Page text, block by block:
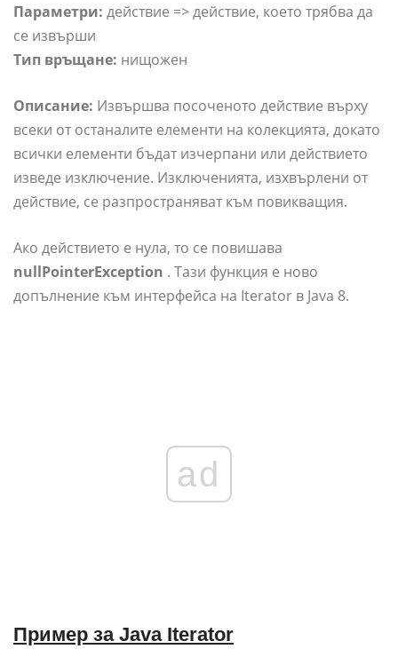
Параметри: действие => действие, което трябва да
се извърши
Тип връщане: нищожен
Описание: Извършва посоченото действие върху
всеки от останалите елементи на колекцията, докато
всички елементи бъдат изчерпани или действието
изведе изключение. Изключенията, изхвърлени от
действие, се разпространяват към повикващия.
Ако действието е нула, то се повишава
nullPointerException . Тази функция е ново
допълнение към интерфейса на Iterator в Java 8.
ad
Пример за Java Iterator